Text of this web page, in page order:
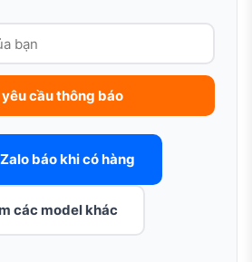
cầu thông báo
báo khi có hàng
các model khác